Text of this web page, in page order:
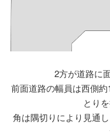
2方が道路に
前面道路の幅員は西側
とり
角は隅切りにより見通